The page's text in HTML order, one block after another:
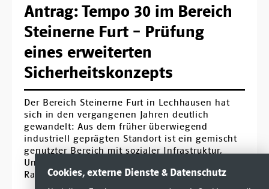
Antrag: Tempo 30 im Bereich
Steinerne Furt – Prüfung
eines erweiterten
Sicherheitskonzepts
Der Bereich Steinerne Furt in Lechhausen hat
sich in den vergangenen Jahren deutlich
gewandelt: Aus dem früher überwiegend
industriell geprägten Standort ist ein gemischt
genutzter Bereich mit sozialer Infrastruktur,
Unternehmen, Einzelhandel und zunehmendem
Rad- und Fußverkehr geworden.
Cookies, externe Dienste & Datenschutz